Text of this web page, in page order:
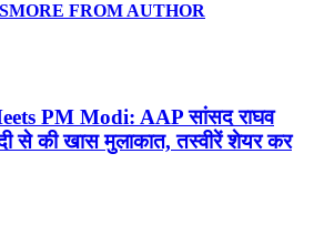
MORE FROM AUTHOR
PM Modi: AAP सांसद राघव
से की खास मुलाकात, तस्वीरें शेयर कर